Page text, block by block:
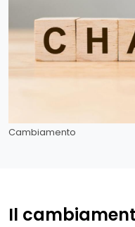
Cambiamento
Il